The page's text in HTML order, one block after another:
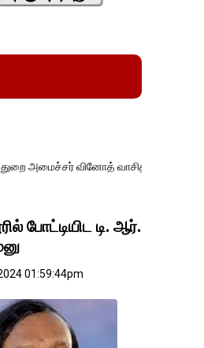
வினோத் வாசித்து வருகிறார். �.
போட்டியிட டி. ஆர்.
01:59:44pm